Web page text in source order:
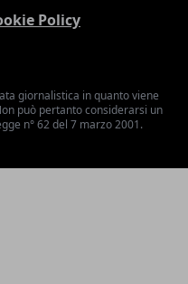
Policy
giornalistica in quanto viene
può pertanto considerarsi un
n° 62 del 7 marzo 2001.